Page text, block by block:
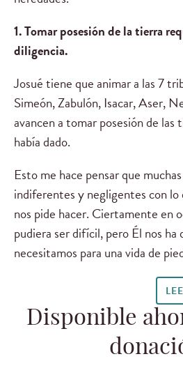
1. Tomar posesión de la tierra
diligencia.
Josué tiene que animar a las 7
Simeón, Zabulón, Isacar, Aser,
avancen a tomar posesión de las
había dado.
Esto me hace pensar que
indiferentes y negligentes con lo
nos pide hacer. Ciertamente en
pudiera ser difícil, pero Él nos ha
necesitamos para una vida de
Disponible